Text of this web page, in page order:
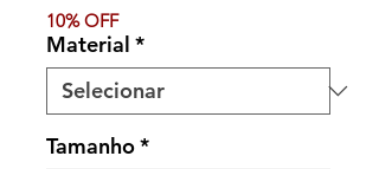
10% OFF
Material *
Tamanho*